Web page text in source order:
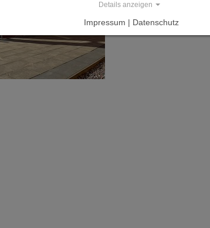
Details anzeigen
Impressum | Datenschutz